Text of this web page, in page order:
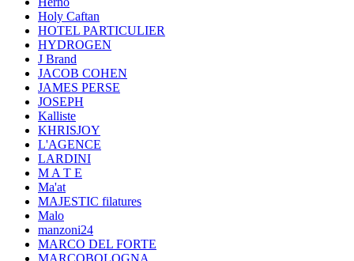
Holy Caftan
HOTEL PARTICULIER
HYDROGEN
J Brand
JACOB COHEN
JAMES PERSE
JOSEPH
Kalliste
KHRISJOY
L'AGENCE
LARDINI
M A T E
Ma'at
MAJESTIC filatures
Malo
manzoni24
MARCO DEL FORTE
MARCOBOLOGNA